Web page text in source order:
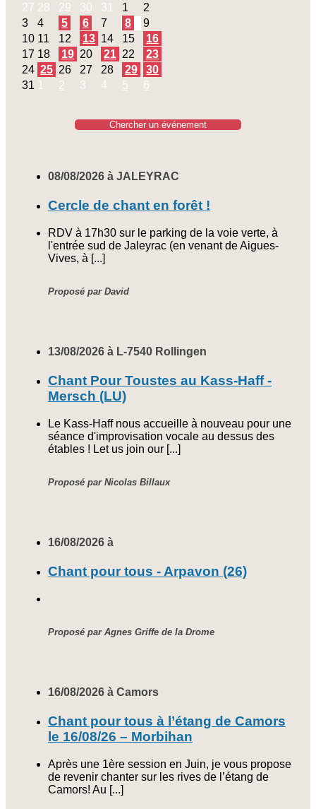
27 28 29 30 31 1
2
3
4 5 6 7 8
9
10 11 12 13 14 15
16
17 18 19 20 21 22
23
24 25 26 27 28 29
30
31 1 2 3 4 5 6
Chercher un événement
08/08/2026 à JALEYRAC
Cercle de chant en forêt !
RDV à 17h30 sur le parking de la voie verte, à
l'entrée sud de Jaleyrac (en venant de Aigues-
Vives, à [...]
Proposé par David
13/08/2026 à L-7540 Rollingen
Chant Pour Toustes au Kass-Haff -
Mersch (LU)
Le Kass-Haff nous accueille à nouveau pour une
séance d'improvisation vocale au dessus des
étables ! Let us join our [...]
Proposé par Nicolas Billaux
16/08/2026 à
Chant pour tous - Arpavon (26)
Proposé par Agnes Griffe de la Drome
16/08/2026 à Camors
Chant pour tous à l’étang de Camors
le 16/08/26 – Morbihan
Après une 1ère session en Juin, je vous propose
de revenir chanter sur les rives de l’étang de
Camors! Au [...]